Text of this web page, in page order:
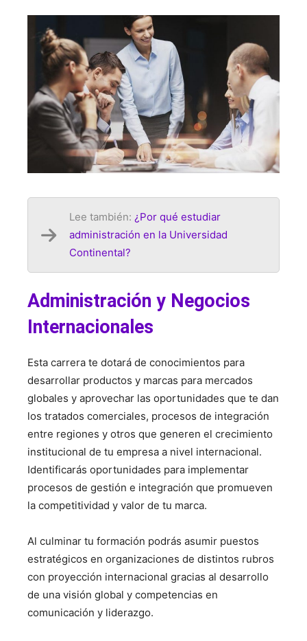
Lee también: ¿Por qué estudiar
administración en la Universidad
Continental?
Administración y Negocios
Internacionales
Esta carrera te dotará de conocimientos para
desarrollar productos y marcas para mercados
globales y aprovechar las oportunidades que te dan
los tratados comerciales, procesos de integración
entre regiones y otros que generen el crecimiento
institucional de tu empresa a nivel internacional.
Identificarás oportunidades para implementar
procesos de gestión e integración que promueven
la competitividad y valor de tu marca.
Al culminar tu formación podrás asumir puestos
estratégicos en organizaciones de distintos rubros
con proyección internacional gracias al desarrollo
de una visión global y competencias en
comunicación y liderazgo.